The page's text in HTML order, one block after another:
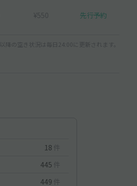
¥550 先行予約
以降の空き状況は毎日24:00に更新されます。
18 件
445 件
449 件